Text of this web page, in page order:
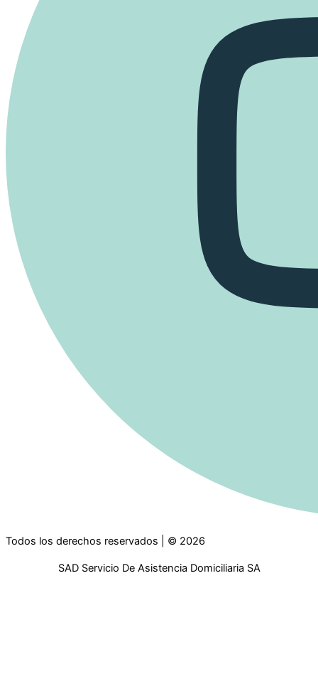
Todos los derechos reservados | © 2026
SAD Servicio De Asistencia Domiciliaria SA